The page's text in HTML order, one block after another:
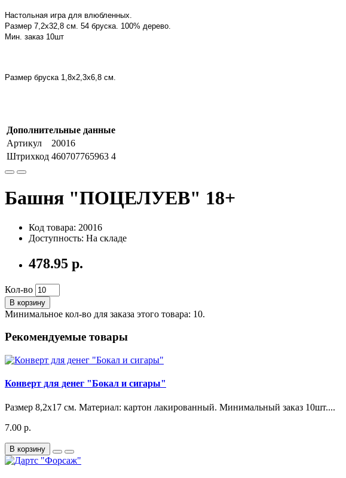
Настольная игра для влюбленных.
Размер 7,2х32,8 см. 54 бруска. 100% дерево.
Мин. заказ 10шт
Размер бруска 1,8х2,3х6,8 см.
Дополнительные данные
Артикул
20016
Штрихкод 460707765963 4
Башня "ПОЦЕЛУЕВ" 18+
Код товара: 20016
Доступность: На складе
478.95 р.
Кол-во
В корзину
Минимальное кол-во для заказа этого товара: 10.
Рекомендуемые товары
Конверт для денег "Бокал и сигары"
Размер 8,2х17 см. Материал: картон лакированный. Минимальный заказ 10шт....
7.00 р.
В корзину